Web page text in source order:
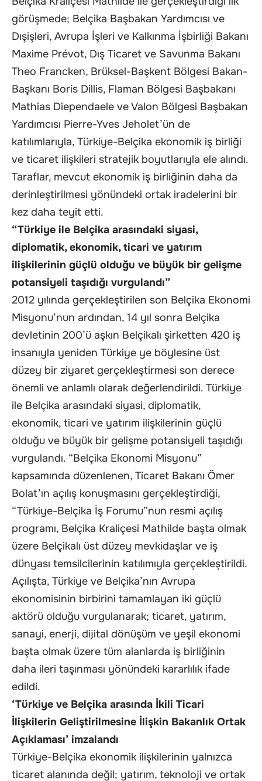
görüşmede; Belçika Başbakan Yardımcısı ve
Dışişleri, Avrupa İşleri ve Kalkınma İşbirliği Bakanı
Maxime Prévot, Dış Ticaret ve Savunma Bakanı
Theo Francken, Brüksel-Başkent Bölgesi Bakan-
Başkanı Boris Dillis, Flaman Bölgesi Başbakanı
Mathias Diependaele ve Valon Bölgesi Başbakan
Yardımcısı Pierre-Yves Jeholet’ün de
katılımlarıyla, Türkiye-Belçika ekonomik iş birliği
ve ticaret ilişkileri stratejik boyutlarıyla ele alındı.
Taraflar, mevcut ekonomik iş birliğinin daha da
derinleştirilmesi yönündeki ortak iradelerini bir
kez daha teyit etti.
“Türkiye ile Belçika arasındaki siyasi,
diplomatik, ekonomik, ticari ve yatırım
ilişkilerinin güçlü olduğu ve büyük bir gelişme
potansiyeli taşıdığı vurgulandı”
2012 yılında gerçekleştirilen son Belçika Ekonomi
Misyonu’nun ardından, 14 yıl sonra Belçika
devletinin 200’ü aşkın Belçikalı şirketten 420 iş
insanıyla yeniden Türkiye ye böylesine üst
düzey bir ziyaret gerçekleştirmesi son derece
önemli ve anlamlı olarak değerlendirildi. Türkiye
ile Belçika arasındaki siyasi, diplomatik,
ekonomik, ticari ve yatırım ilişkilerinin güçlü
olduğu ve büyük bir gelişme potansiyeli taşıdığı
vurgulandı. “Belçika Ekonomi Misyonu”
kapsamında düzenlenen, Ticaret Bakanı Ömer
Bolat’ın açılış konuşmasını gerçekleştirdiği,
“Türkiye-Belçika İş Forumu”nun resmi açılış
programı, Belçika Kraliçesi Mathilde başta olmak
üzere Belçikalı üst düzey mevkidaşlar ve iş
dünyası temsilcilerinin katılımıyla gerçekleştirildi.
Açılışta, Türkiye ve Belçika’nın Avrupa
ekonomisinin birbirini tamamlayan iki güçlü
aktörü olduğu vurgulanarak; ticaret, yatırım,
sanayi, enerji, dijital dönüşüm ve yeşil ekonomi
başta olmak üzere tüm alanlarda iş birliğinin
daha ileri taşınması yönündeki kararlılık ifade
edildi.
‘Türkiye ve Belçika arasında İkili Ticari
İlişkilerin Geliştirilmesine İlişkin Bakanlık Ortak
Açıklaması’ imzalandı
Türkiye-Belçika ekonomik ilişkilerinin yalnızca
ticaret alanında değil; yatırım, teknoloji ve ortak